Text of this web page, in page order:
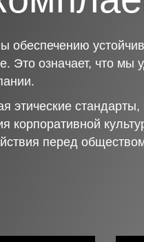
Это означает, что
этические
корпоративной
перед